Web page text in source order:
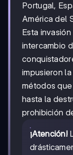
Portugal,
América del
Esta
intercambio
impusieron
métodos
hasta la
prohibición
¡Atención!